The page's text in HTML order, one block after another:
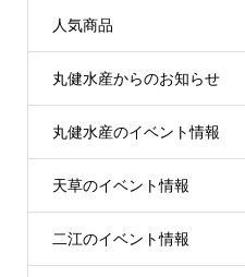
人気商品
丸健水産からのお知らせ
丸健水産のイベント情報
天草のイベント情報
二江のイベント情報